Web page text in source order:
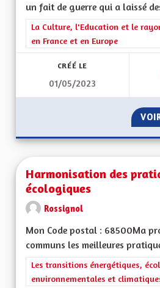
un fait de guerre qui a laissé
Filtrer les résultats de la
La Culture, l'Education et le
en France et en Europe
CRÉÉ LE
01/05/2023
Harmonisation des
écologiques
Rossignol
Mon Code postal : 68500Ma
communs les meilleures
Filtrer les résultats de la
Les transitions énergétiques,
environnementales et